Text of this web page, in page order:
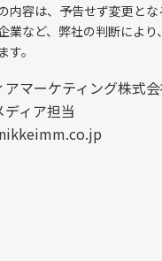
内容は、予告せず変更とな
業など、弊社の判断によ
。
アマーケティング株式
ィア担当